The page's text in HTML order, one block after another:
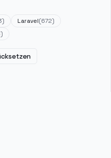
) Laravel(672)
)